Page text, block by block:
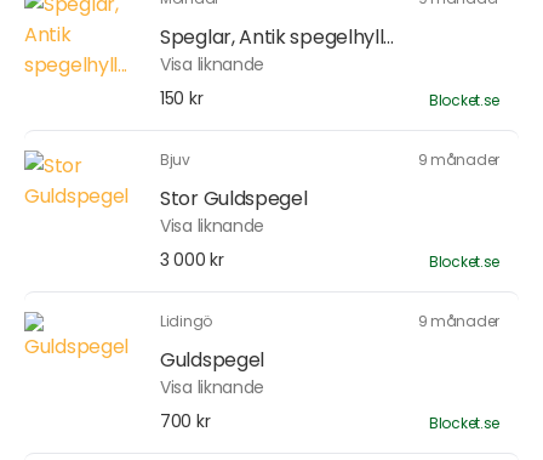
Speglar, Antik spegelhyll...
Visa liknande
150 kr
Blocket.se
Bjuv 9 månader
Stor Guldspegel
Visa liknande
3 000 kr
Blocket.se
Lidingö 9 månader
Guldspegel
Visa liknande
700 kr
Blocket.se